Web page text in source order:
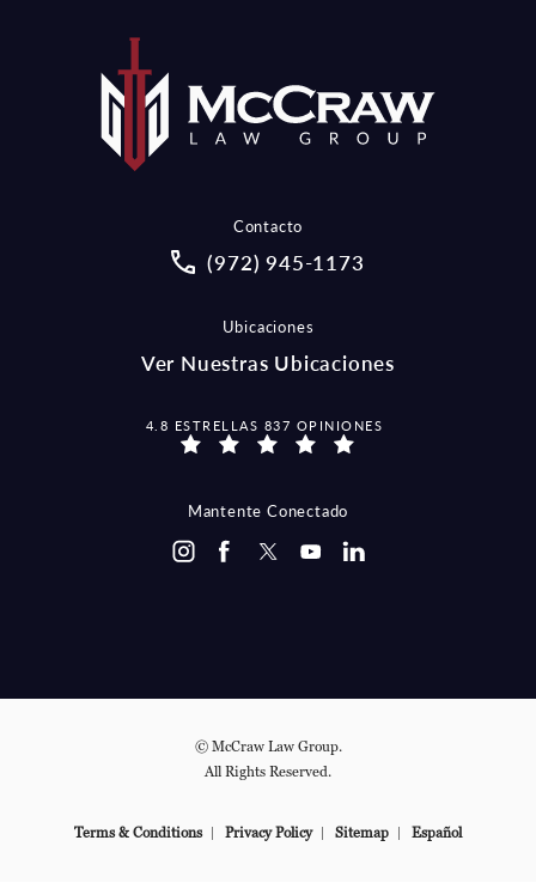
Contacto
Call McCraw Law Group on the
(972) 945-1173
Ubicaciones
Ver Nuestras Ubicaciones
MCCRAW LAW GROUP OPINIONES:
4.8 ESTRELLAS 837 OPINIONES
Mantente Conectado
© McCraw Law Group.
All Rights Reserved.
Terms & Conditions Privacy Policy Sitemap Español